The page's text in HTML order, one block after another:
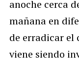
anoche cerca
mañana en
de erradicar el
viene siendo